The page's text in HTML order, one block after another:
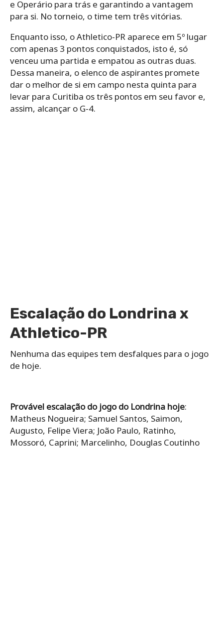
e Operário para trás e garantindo a vantagem
para si. No torneio, o time tem três vitórias.
Enquanto isso, o Athletico-PR aparece em 5º lugar
com apenas 3 pontos conquistados, isto é, só
venceu uma partida e empatou as outras duas.
Dessa maneira, o elenco de aspirantes promete
dar o melhor de si em campo nesta quinta para
levar para Curitiba os três pontos em seu favor e,
assim, alcançar o G-4.
Escalação do Londrina x
Athletico-PR
Nenhuma das equipes tem desfalques para o jogo
de hoje.
Provável escalação do jogo do Londrina hoje:
Matheus Nogueira; Samuel Santos, Saimon,
Augusto, Felipe Viera; João Paulo, Ratinho,
Mossoró, Caprini; Marcelinho, Douglas Coutinho